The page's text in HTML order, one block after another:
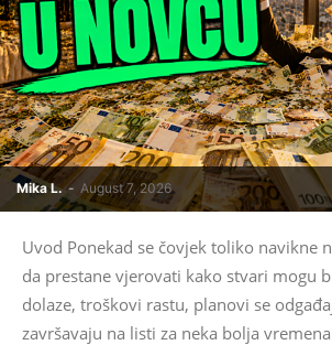
Mika L. - August 7, 2026
Uvod Ponekad se čovjek toliko navikne
da prestane vjerovati kako stvari mogu
dolaze, troškovi rastu, planovi se
završavaju na listi za neka bolja